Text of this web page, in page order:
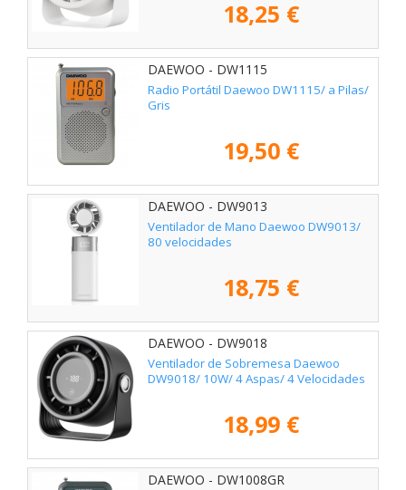
18,25 €
DAEWOO - DW1115
Radio Portátil Daewoo DW1115/ a Pilas/
Gris
19,50 €
DAEWOO - DW9013
Ventilador de Mano Daewoo DW9013/
80 velocidades
18,75 €
DAEWOO - DW9018
Ventilador de Sobremesa Daewoo
DW9018/ 10W/ 4 Aspas/ 4 Velocidades
18,99 €
DAEWOO - DW1008GR